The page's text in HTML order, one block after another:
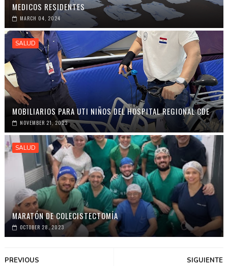
MEDICOS RESIDENTES
MARCH 04, 2024
SALUD
MOBILIARIOS PARA UTI NIÑOS DEL HOSPITAL REGIONAL CDE
NOVEMBER 21, 2023
SALUD
MARATÓN DE COLECISTECTOMÍA
OCTOBER 28, 2023
SIGUIENTE
PREVIOUS